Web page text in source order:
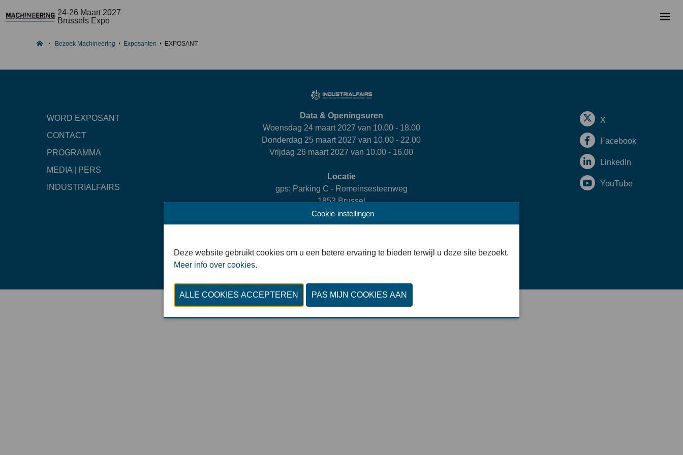
24-26 Maart 2027
Brussels Expo
Bezoek Machineering Exposanten EXPOSANT
WORD EXPOSANT
CONTACT
PROGRAMMA
MEDIA | PERS
INDUSTRIALFAIRS
Data & Openingsuren
Woensdag 24 maart 2027 van 10.00 - 18.00
Donderdag 25 maart 2027 van 10.00 - 22.00
Vrijdag 26 maart 2027 van 10.00 - 16.00
Locatie
gps: Parking C - Romeinsesteenweg
1853 Brussel
X
Facebook
LinkedIn
YouTube
Privacy Policy
Cookie-instellingen
Deze website gebruikt cookies om u een betere ervaring te bieden terwijl u deze site bezoekt.
Meer info over cookies.